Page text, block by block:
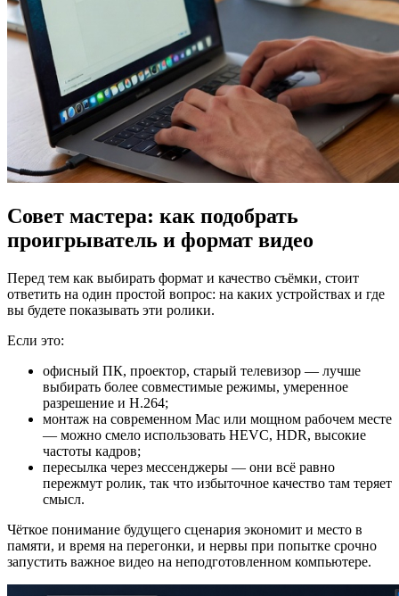
Совет мастера: как подобрать
проигрыватель и формат видео
Перед тем как выбирать формат и качество съёмки, стоит
ответить на один простой вопрос: на каких устройствах и где
вы будете показывать эти ролики.
Если это:
офисный ПК, проектор, старый телевизор — лучше
выбирать более совместимые режимы, умеренное
разрешение и H.264;
монтаж на современном Mac или мощном рабочем месте
— можно смело использовать HEVC, HDR, высокие
частоты кадров;
пересылка через мессенджеры — они всё равно
пережмут ролик, так что избыточное качество там теряет
смысл.
Чёткое понимание будущего сценария экономит и место в
памяти, и время на перегонки, и нервы при попытке срочно
запустить важное видео на неподготовленном компьютере.